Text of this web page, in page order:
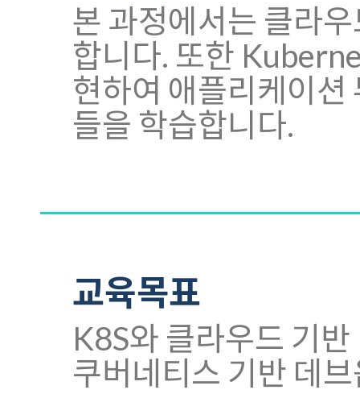
본 과정에서는 클라
합니다. 또한
현하여 애플리케이
들을 학습합니다.
교육목표
K8S와 클라우드 기
쿠버네티스 기반 데